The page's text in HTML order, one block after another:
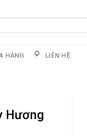
HÀNG LIÊN HỆ
Hương